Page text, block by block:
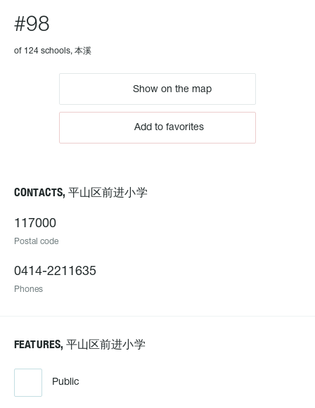
#98
of 124 schools, 本溪
Show on the map
Add to favorites
CONTACTS, 平山区前进小学
117000
Postal code
0414-2211635
Phones
FEATURES, 平山区前进小学
Public